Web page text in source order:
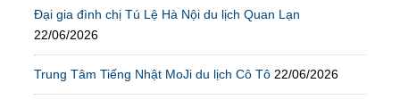
Đại gia đình chị Tú Lệ Hà Nội du lịch Quan Lạn
22/06/2026
Trung Tâm Tiếng Nhật MoJi du lịch Cô Tô 22/06/2026